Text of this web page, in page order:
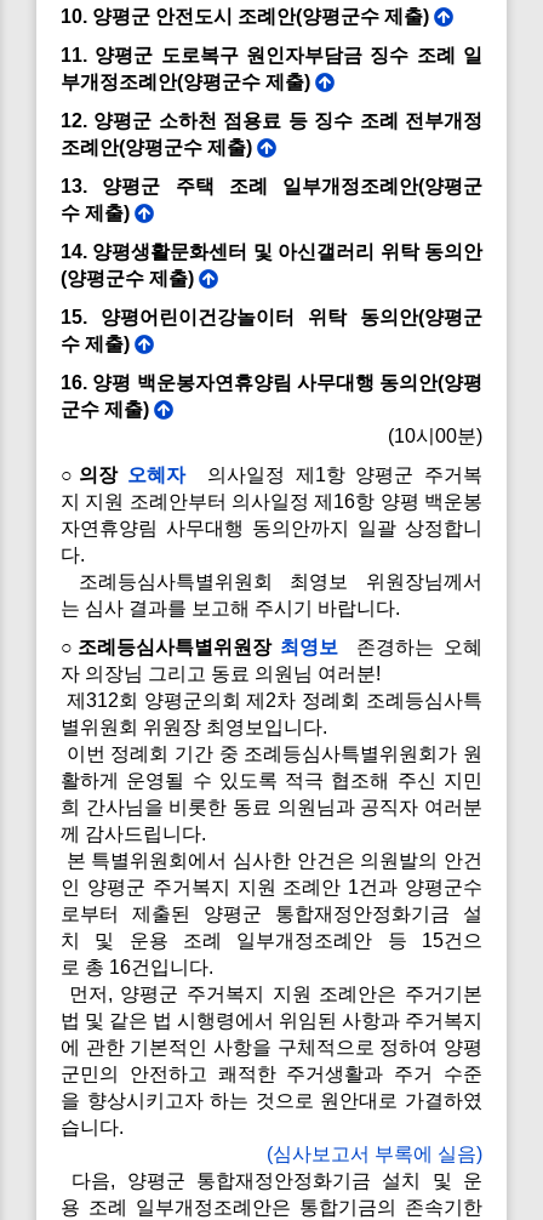
10. 양평군 안전도시 조례안(양평군수 제출)
11. 양평군 도로복구 원인자부담금 징수 조례 일
부개정조례안(양평군수 제출)
12. 양평군 소하천 점용료 등 징수 조례 전부개정
조례안(양평군수 제출)
13. 양평군 주택 조례 일부개정조례안(양평군
수 제출)
14. 양평생활문화센터 및 아신갤러리 위탁 동의안
(양평군수 제출)
15. 양평어린이건강놀이터 위탁 동의안(양평군
수 제출)
16. 양평 백운봉자연휴양림 사무대행 동의안(양평
군수 제출)
(10시00분)
○의장 오혜자의사일정 제1항 양평군 주거복
지 지원 조례안부터 의사일정 제16항 양평 백운봉
자연휴양림 사무대행 동의안까지 일괄 상정합니
다.
조례등심사특별위원회 최영보 위원장님께서
는 심사 결과를 보고해 주시기 바랍니다.
○조례등심사특별위원장 최영보 존경하는 오혜
자 의장님 그리고 동료 의원님 여러분!
제312회 양평군의회 제2차 정례회 조례등심사특
별위원회 위원장 최영보입니다.
이번 정례회 기간 중 조례등심사특별위원회가 원
활하게 운영될 수 있도록 적극 협조해 주신 지민
희 간사님을 비롯한 동료 의원님과 공직자 여러분
께 감사드립니다.
본 특별위원회에서 심사한 안건은 의원발의 안건
인 양평군 주거복지 지원 조례안 1건과 양평군수
로부터 제출된 양평군 통합재정안정화기금 설
치 및 운용 조례 일부개정조례안 등 15건으
로 총 16건입니다.
먼저, 양평군 주거복지 지원 조례안은 주거기본
법 및 같은 법 시행령에서 위임된 사항과 주거복지
에 관한 기본적인 사항을 구체적으로 정하여 양평
군민의 안전하고 쾌적한 주거생활과 주거 수준
을 향상시키고자 하는 것으로 원안대로 가결하였
습니다.
(심사보고서 부록에 실음)
다음, 양평군 통합재정안정화기금 설치 및 운
용 조례 일부개정조례안은 통합기금의 존속기한